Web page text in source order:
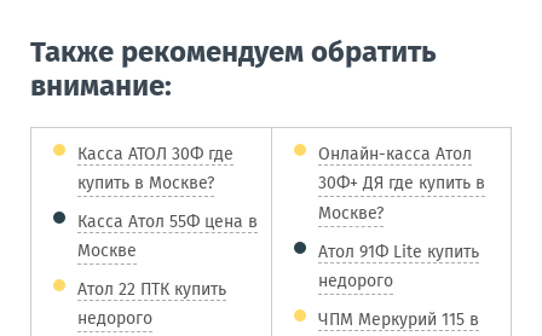
Также рекомендуем обратить
внимание:
Касса АТОЛ 30Ф где
купить в Москве?
Касса Атол 55Ф цена в
Москве
Атол 22 ПТК купить
недорого
Онлайн-касса Атол
30Ф+ ДЯ где купить в
Москве?
Атол 91Ф Lite купить
недорого
ЧПМ Меркурий 115 в